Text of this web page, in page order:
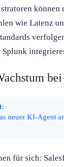
können
wie Latenz
Splunk
neuer KI-Agent
für sich: